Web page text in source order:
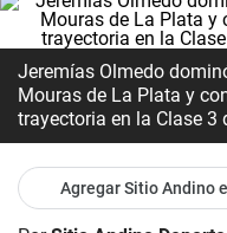
Jeremías Olmedo
Mouras de La Plata y
trayectoria en la Clase 3
Agregar Sitio Andino